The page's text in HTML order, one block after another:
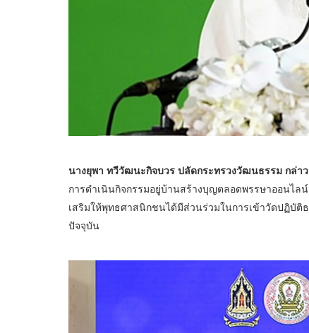
นางยุพา ทวีวัฒนะกิจบวร ปลัดกระทรวงวัฒนธรรม กล่า
การดำเนินกิจกรรมอยู่บ้านสร้างบุญตลอดพรรษาออนไล
เสริมให้พุทธศาสนิกชนได้มีส่วนร่วมในการเข้าวัดปฏิบั
ปัจจุบัน